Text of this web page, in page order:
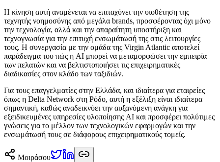
Η κίνηση αυτή αναμένεται να επιταχύνει την υιοθέτηση της
τεχνητής νοημοσύνης από μεγάλα brands, προσφέροντας όχι μόνο
την τεχνολογία, αλλά και την απαραίτητη υποστήριξη και
τεχνογνωσία για την επιτυχή ενσωμάτωσή της στις λειτουργίες
τους. Η συνεργασία με την ομάδα της Virgin Atlantic αποτελεί
παράδειγμα του πώς η AI μπορεί να μεταμορφώσει την εμπειρία
των πελατών και να βελτιστοποιήσει τις επιχειρηματικές
διαδικασίες στον κλάδο των ταξιδιών.
Για τους επαγγελματίες στην Ελλάδα, και ιδιαίτερα για εταιρείες
όπως η Delta Network στη Ρόδο, αυτή η εξέλιξη είναι ιδιαίτερα
σημαντική, καθώς αναδεικνύει την αυξανόμενη ανάγκη για
εξειδικευμένες υπηρεσίες υλοποίησης AI και προσφέρει πολύτιμες
γνώσεις για το μέλλον των τεχνολογικών εφαρμογών και την
ενσωμάτωσή τους σε διάφορους επιχειρηματικούς τομείς.
Μοιράσου